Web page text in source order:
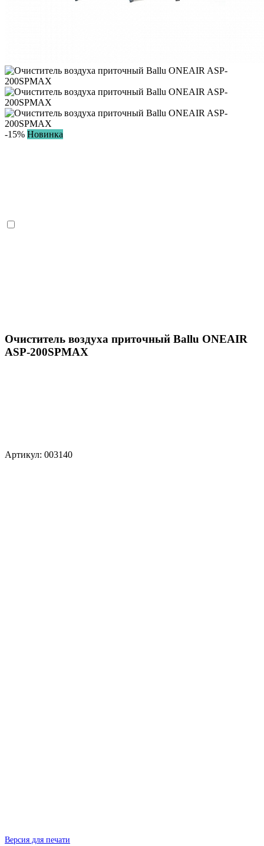
-15% Новинка
Очиститель воздуха приточный Ballu ONEAIR
ASP-200SPMAX
Артикул: 003140
Версия для печати